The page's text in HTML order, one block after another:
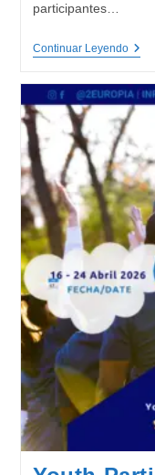
participantes…
Continuar Leyendo